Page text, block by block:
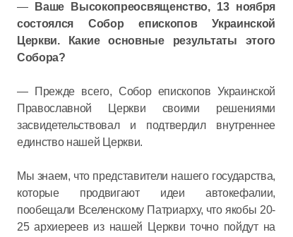
—
Ваше Высокопреосвященство, 13 ноября
состоялся Собор епископов Украинской
Церкви. Какие основные результаты этого
Собора?
— Прежде всего, Собор епископов Украинской
Православной Церкви своими решениями
засвидетельствовал и подтвердил внутреннее
единство нашей Церкви.
Мы знаем, что представители нашего государства,
которые продвигают идеи автокефалии,
пообещали Вселенскому Патриарху, что якобы 20-
25 архиереев из нашей Церкви точно пойдут на